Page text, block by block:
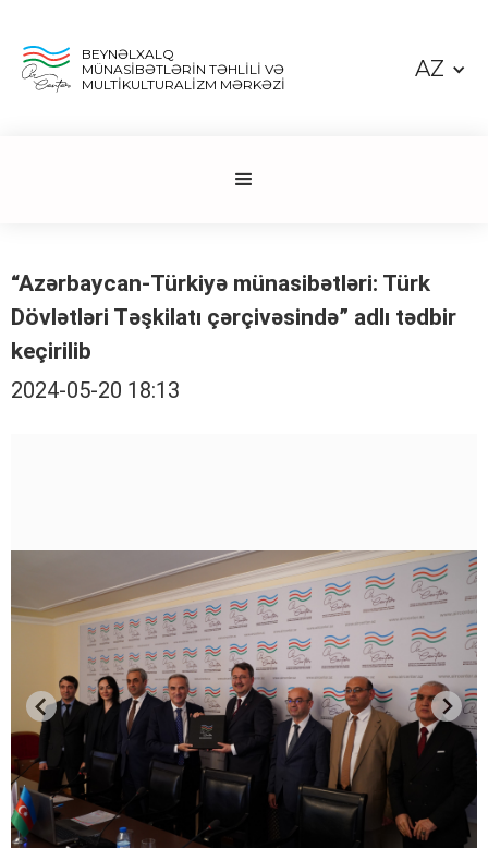
BEYNƏLXALQ
MÜNASİBƏTLƏRİN TƏHLİLİ VƏ
MULTİKULTURALİZM MƏRKƏZİ
AZ
“Azərbaycan-Türkiyə münasibətləri: Türk
Dövlətləri Təşkilatı çərçivəsində” adlı tədbir
keçirilib
2024-05-20 18:13